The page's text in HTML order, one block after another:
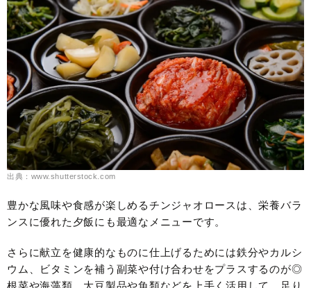
出典：www.shutterstock.com
豊かな風味や食感が楽しめるチンジャオロースは、栄養バラ
ンスに優れた夕飯にも最適なメニューです。
さらに献立を健康的なものに仕上げるためには鉄分やカルシ
ウム、ビタミンを補う副菜や付け合わせをプラスするのが◎
根菜や海藻類、大豆製品や魚類などを上手く活用して、足り